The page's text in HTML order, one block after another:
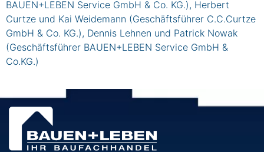
BAUEN+LEBEN Service GmbH & Co. KG.), Herbert
Curtze und Kai Weidemann (Geschäftsführer C.C.Curtze
GmbH & Co. KG.), Dennis Lehnen und Patrick Nowak
(Geschäftsführer BAUEN+LEBEN Service GmbH &
Co.KG.)